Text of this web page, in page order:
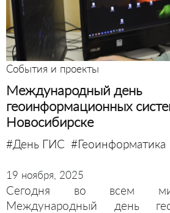
События и проекты
Международный день
геоинформационных
Новосибирске
#День ГИС #Геоинформатика
19 ноября, 2025
Сегодня во всем
Международный день